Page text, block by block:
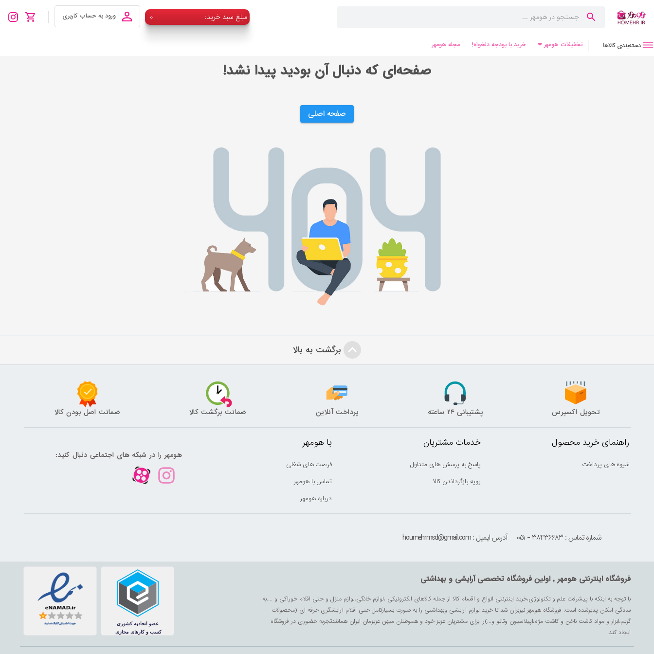
۰ :مبلغ سبد خرید ورود به حساب کاربری
دسته‌بندی کالاها تخفیفات هومهر ❤ خرید با بودجه دلخواه! مجله هومهر
صفحه‌ای که دنبال آن بودید پیدا نشد!
صفحه اصلی
برگشت به بالا
تحویل اکسپرس پشتیبانی ۲۴ ساعته پرداخت آنلاین ضمانت برگشت کالا ضمانت اصل بودن کالا
راهنمای خرید محصول
شیوه های پرداخت
خدمات مشتریان
پاسخ به پرسش های متداول
رویه بازگرداندن کالا
با هومهر
فرصت های شغلی
تماس با هومهر
درباره هومهر
هومهر را در شبکه های اجتماعی دنبال کنید:
شماره تماس : ۳۸۴۳۶۶۸۳ - ۰۵۱ آدرس ایمیل : houmehrmsd@gmail.com
فروشگاه اینترنتی هومهر , اولین فروشگاه تخصصی آرایشی و بهداشتی
با توجه به اینکه با پیشرفت علم و تکنولوژی،خرید اینترنتی انواع و اقسام کالا از جمله کالاهای الکترونیکی ،لوازم خانگی،لوازم منزل و حتی اقلام خوراکی و ....به
سادگی امکان پذیرشده است. فروشگاه هومهر نیزبرآن شد تا خرید لوازم آرایشی وبهداشتی را به صورت بسیارکامل حتی اقلام آرایشگری حرفه ای (محصولات
گریم،ابزار و مواد کاشت ناخن و کاشت مژه،اپیلاسیون وتاتو و...)را برای مشتریان عزیز خود و هموطنان میهن عزیزمان ایران همانندتجربه حضوری در فروشگاه
ایجاد کند.